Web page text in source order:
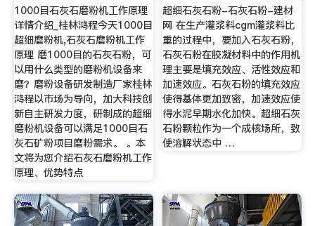
1000目石灰石磨粉机工作原理
详情介绍_桂林鸿程今天1000目
超细磨粉机,石灰石磨粉机工作
原理 磨1000目的石灰石粉，可
以用什么类型的磨粉机设备来
磨？磨粉设备研发制造厂家桂林
鸿程以市场为导向，加大科技创
新自主研发力度，研制成的超细
磨粉机设备可以满足1000目石
灰石矿粉项目磨粉需求。 。本
文将为您介绍石灰石磨粉机工作
原理、优势特点
超细石灰石粉-石灰石粉-建材
网 在生产灌浆料cgm灌浆料比
重的过程中，要加入石灰石粉，
石灰石粉在胶凝材料中的作用机
理主要是填充效应、活性效应和
加速效应。石灰石粉的填充效应
使得基体更加致密，加速效应使
得水泥早期水化加快。超细石灰
石粉颗粒作为一个成核场所，致
使溶解状态中 …